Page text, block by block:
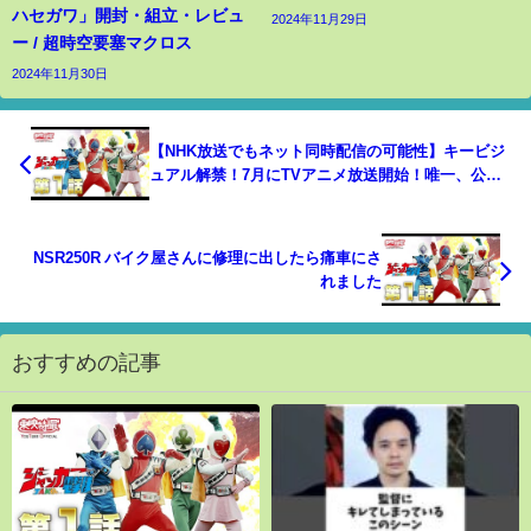
ハセガワ」開封・組立・レビュ
ー / 超時空要塞マクロス
2024年11月30日
2024年11月29日
【NHK放送でもネット同時配信の可能性】キービジ
ュアル解禁！7月にTVアニメ放送開始！唯一、公式
NSR250R バイク屋さんに修理に出したら痛車にさ
れました
おすすめの記事